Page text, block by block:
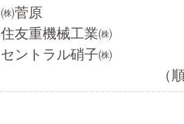
㈱菅原
住友重機械工業㈱
セントラル硝子㈱
（